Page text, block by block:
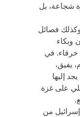
شجاعة، بل
فصائل
وبكاء
خرقاء. في
يفيق،
إليها
على غزة
من